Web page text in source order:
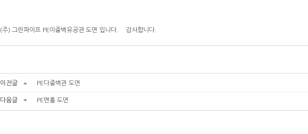
(주) 그린파이프 PE이중벽유공관 도면 입니다. 감사합니다.
이전글 PE다중벽관 도면
다음글 PE맨홀 도면